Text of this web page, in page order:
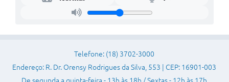
Secretarias
Telefone: (18) 3702-3000
Endereço: R. Dr. Orensy Rodrigues da Silva, 553 | CEP: 16901-003